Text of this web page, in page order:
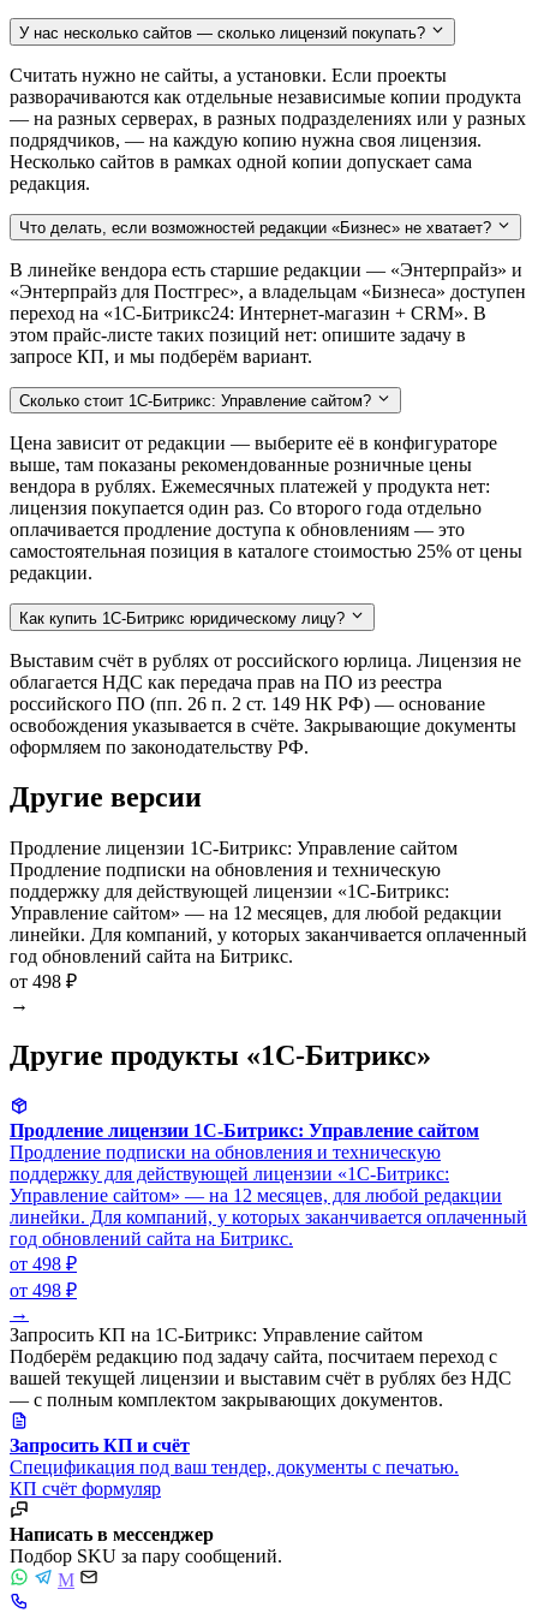
У нас несколько сайтов — сколько лицензий покупать?
Считать нужно не сайты, а установки. Если проекты
разворачиваются как отдельные независимые копии продукта
— на разных серверах, в разных подразделениях или у разных
подрядчиков, — на каждую копию нужна своя лицензия.
Несколько сайтов в рамках одной копии допускает сама
редакция.
Что делать, если возможностей редакции «Бизнес» не хватает?
В линейке вендора есть старшие редакции — «Энтерпрайз» и
«Энтерпрайз для Постгрес», а владельцам «Бизнеса» доступен
переход на «1С-Битрикс24: Интернет-магазин + CRM». В
этом прайс-листе таких позиций нет: опишите задачу в
запросе КП, и мы подберём вариант.
Сколько стоит 1С-Битрикс: Управление сайтом?
Цена зависит от редакции — выберите её в конфигураторе
выше, там показаны рекомендованные розничные цены
вендора в рублях. Ежемесячных платежей у продукта нет:
лицензия покупается один раз. Со второго года отдельно
оплачивается продление доступа к обновлениям — это
самостоятельная позиция в каталоге стоимостью 25% от цены
редакции.
Как купить 1С-Битрикс юридическому лицу?
Выставим счёт в рублях от российского юрлица. Лицензия не
облагается НДС как передача прав на ПО из реестра
российского ПО (пп. 26 п. 2 ст. 149 НК РФ) — основание
освобождения указывается в счёте. Закрывающие документы
оформляем по законодательству РФ.
Другие версии
Продление лицензии 1С-Битрикс: Управление сайтом
Продление подписки на обновления и техническую
поддержку для действующей лицензии «1С-Битрикс:
Управление сайтом» — на 12 месяцев, для любой редакции
линейки. Для компаний, у которых заканчивается оплаченный
год обновлений сайта на Битрикс.
от 498 ₽
→
Другие продукты «1С-Битрикс»
Продление лицензии 1С-Битрикс: Управление сайтом
Продление подписки на обновления и техническую
поддержку для действующей лицензии «1С-Битрикс:
Управление сайтом» — на 12 месяцев, для любой редакции
линейки. Для компаний, у которых заканчивается оплаченный
год обновлений сайта на Битрикс.
от 498 ₽
от 498 ₽
→
Запросить КП на 1С-Битрикс: Управление сайтом
Подберём редакцию под задачу сайта, посчитаем переход с
вашей текущей лицензии и выставим счёт в рублях без НДС
— с полным комплектом закрывающих документов.
Запросить КП и счёт
Спецификация под ваш тендер, документы с печатью.
КП счёт формуляр
Написать в мессенджер
Подбор SKU за пару сообщений.
M